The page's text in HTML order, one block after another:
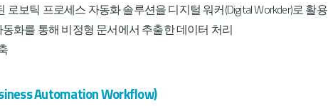
보틱 프로세스 자동화 솔루션을 디지털 워커(Digital Workder)로 활용
동화를 통해 비정형 문서에서 추출한 데이터 처리
Automation Workflow)